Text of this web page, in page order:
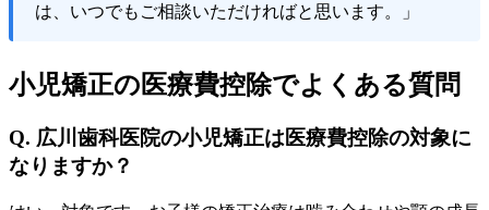
は、いつでもご相談いただければと思います。」
小児矯正の医療費控除でよくある質問
Q. 広川歯科医院の小児矯正は医療費控除の対象に
なりますか？